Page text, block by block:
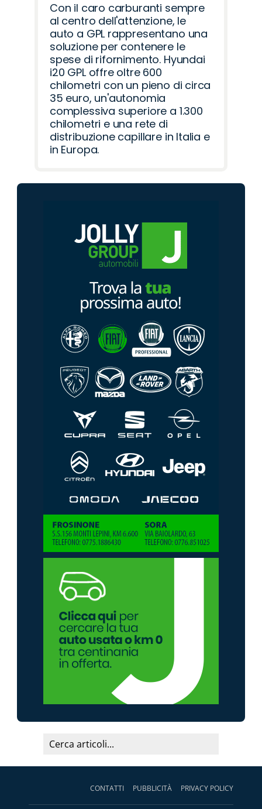
Con il caro carburanti sempre
al centro dell'attenzione, le
auto a GPL rappresentano una
soluzione per contenere le
spese di rifornimento. Hyundai
i20 GPL offre oltre 600
chilometri con un pieno di circa
35 euro, un'autonomia
complessiva superiore a 1.300
chilometri e una rete di
distribuzione capillare in Italia e
in Europa.
CONTATTI PUBBLICITÀ PRIVACY POLICY